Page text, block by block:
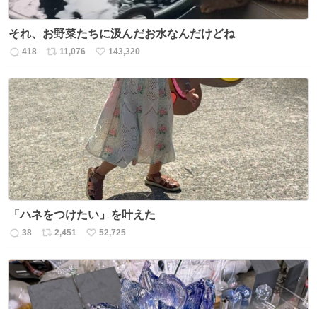
それ、お野菜たちに汲んだお水なんだけどね
返
数
418
リ
ス
ト
数
11,076
い
ね
数
143,320
「ハネをつけたい」を叶えた
返
数
38
リ
ス
ト
2,451
い
ね
52,725